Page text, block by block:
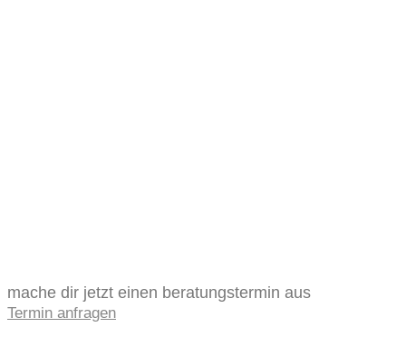
mache dir jetzt einen beratungstermin aus
Termin anfragen